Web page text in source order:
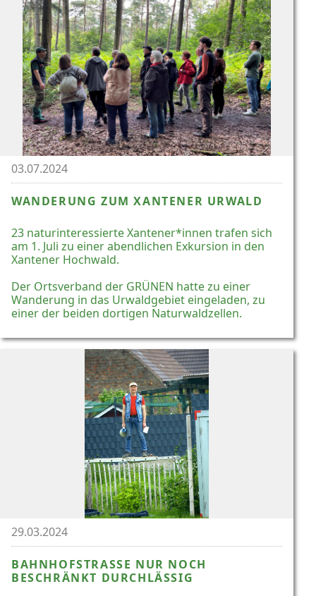
03.07.2024
WANDERUNG ZUM XANTENER URWALD
23 naturinteressierte Xantener*innen trafen sich
am 1. Juli zu einer abendlichen Exkursion in den
Xantener Hochwald.
Der Ortsverband der GRÜNEN hatte zu einer
Wanderung in das Urwaldgebiet eingeladen, zu
einer der beiden dortigen Naturwaldzellen.
29.03.2024
BAHNHOFSTRASSE NUR NOCH
BESCHRÄNKT DURCHLÄSSIG